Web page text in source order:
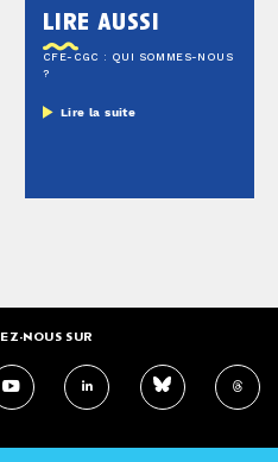
lire aussi
CFE-CGC : QUI SOMMES-NOUS
?
Lire la suite
NOUS SUR